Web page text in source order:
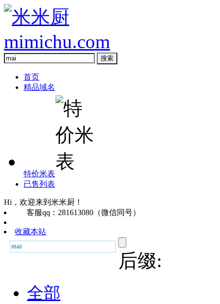
首页
精品域名
特价米表
已售列表
Hi，欢迎来到米米厨！
客服qq：281613080（微信同号）
收藏本站
后缀:
全部